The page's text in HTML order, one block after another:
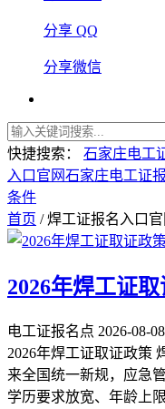
分享 QQ
分享微信
快捷搜索： 石家庄电工
入口官网石家庄电工证
条件
首页 / 焊工证报名入口官
2026年焊工证
电工证报名点 2026-08-
2026年焊工证取证政策
来全国统一新规，应急
学历要求放宽、年龄上